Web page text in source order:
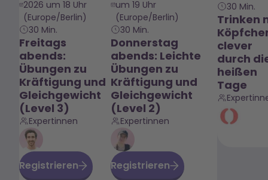
2026 um 18 Uhr
(Europe/Berlin)
30 Min.
Freitags
abends:
Übungen zu
Kräftigung und
Gleichgewicht
(Level 3)
Expertinnen
Registrieren
um 19 Uhr
(Europe/Berlin)
30 Min.
Donnerstag
abends: Leichte
Übungen zu
Kräftigung und
Gleichgewicht
(Level 2)
Expertinnen
Registrieren
30 Min.
Trinken
clever
durch
heißen
Tage